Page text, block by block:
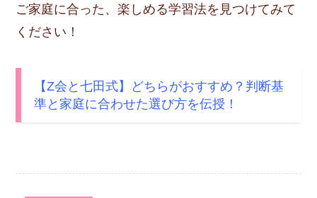
ご家庭に合った、楽しめる学習法を見つけてみて
ください！
【Z会と七田式】どちらがおすすめ？判断基
準と家庭に合わせた選び方を伝授！